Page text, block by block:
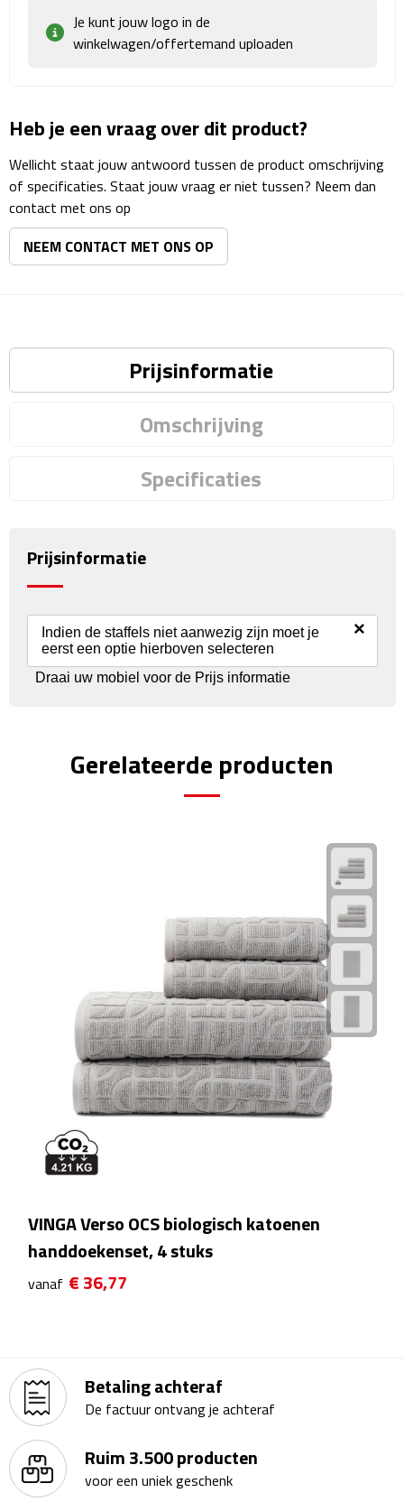
Reissetjes
Auto Accessoires
Auto luchtverfrissers
Auto onderhoud
Auto organizers
Zonneschermen
Fiets Accessoires
Fietstassen
Zadelhoezen
Drinkwaren
Drinkbekers
Bekers
Plastic bekers
Reisbekers
Drinkflessen
Opvouwbare drinkfles
Drinkflessen met karabijnhaak
Je kunt jouw logo in de
winkelwagen/offertemand uploaden
Heb je een vraag over dit product?
Wellicht staat jouw antwoord tussen de product omschrijving
of specificaties. Staat jouw vraag er niet tussen? Neem dan
contact met ons op
NEEM CONTACT MET ONS OP
Prijsinformatie
Omschrijving
Specificaties
Prijsinformatie
Indien de staffels niet aanwezig zijn moet je
eerst een optie hierboven selecteren
×
Draai uw mobiel voor de Prijs informatie
Gerelateerde producten
VINGA Verso OCS biologisch katoenen
handdoekenset, 4 stuks
vanaf € 36,77
Betaling achteraf
De factuur ontvang je achteraf
Ruim 3.500 producten
voor een uniek geschenk